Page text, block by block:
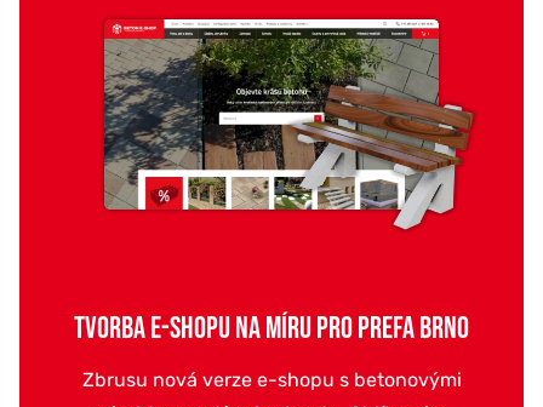
TVORBA E-SHOPU NA MÍRU PRO PREFA BRNO
Zbrusu nová verze e-shopu s betonovými